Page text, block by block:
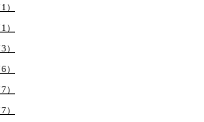
）
）
）
）
）
）